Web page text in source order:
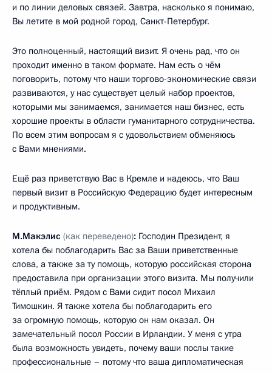
и по линии деловых связей. Завтра, насколько я понимаю,
Вы летите в мой родной город, Санкт-Петербург.
Это полноценный, настоящий визит. Я очень рад, что он
проходит именно в таком формате. Нам есть о чём
поговорить, потому что наши торгово-экономические связи
развиваются, у нас существует целый набор проектов,
которыми мы занимаемся, занимается наш бизнес, есть
хорошие проекты в области гуманитарного сотрудничества.
По всем этим вопросам я с удовольствием обменяюсь
с Вами мнениями.
Ещё раз приветствую Вас в Кремле и надеюсь, что Ваш
первый визит в Российскую Федерацию будет интересным
и продуктивным.
М.Макэлис (как переведено): Господин Президент, я
хотела бы поблагодарить Вас за Ваши приветственные
слова, а также за ту помощь, которую российская сторона
предоставила при организации этого визита. Мы получили
тёплый приём. Рядом с Вами сидит посол Михаил
Тимошкин. Я также хотела бы поблагодарить его
за огромную помощь, которую он нам оказал. Он
замечательный посол России в Ирландии. У меня с утра
была возможность увидеть, почему ваши послы такие
профессиональные – потому что ваша дипломатическая